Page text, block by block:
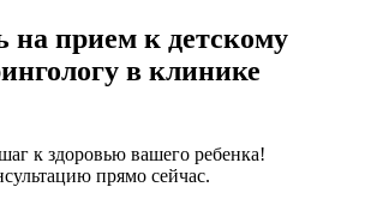
на прием к детскому
в клинике
к здоровью вашего ребенка!
прямо сейчас.